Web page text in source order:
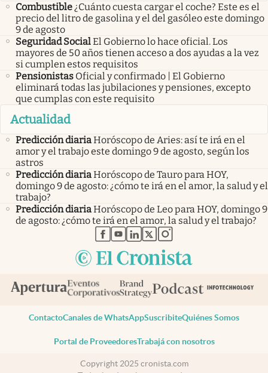
Combustible ¿Cuánto cuesta cargar el coche? Este es el
precio del litro de gasolina y el del gasóleo este domingo
9 de agosto
Seguridad SocialEl Gobierno lo hace oficial. Los
mayores de 50 años tienen acceso a dos ayudas a la vez
si cumplen estos requisitos
Pensionistas Oficial y confirmado | El Gobierno
eliminará todas las jubilaciones y pensiones, excepto
que cumplas con este requisito
Actualidad
Predicción diariaHoróscopo de Aries: así te irá en el
amor y el trabajo este domingo 9 de agosto, según los
astros
Predicción diariaHoróscopo de Tauro para HOY,
domingo 9 de agosto: ¿cómo te irá en el amor, la salud y el
trabajo?
Predicción diariaHoróscopo de Leo para HOY, domingo 9
de agosto: ¿cómo te irá en el amor, la salud y el trabajo?
abre en nueva pestaña
abre en nueva pestaña
abre en nueva pestaña
abre en nueva pestaña
abre en nueva pestaña
ContactoCanales de WhatsAppSuscribiteQuiénes Somos
Portal de ProveedoresTrabajá con nosotros
Copyright 2025 cronista.com